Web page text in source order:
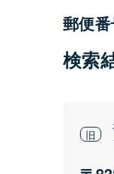
郵便
検索